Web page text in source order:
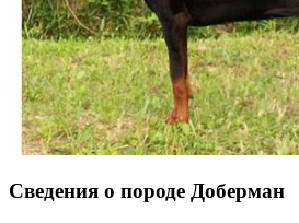
Сведения о породе Доберман